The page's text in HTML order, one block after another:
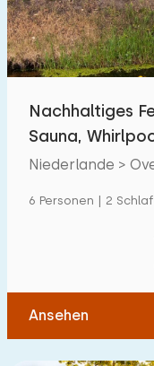
Unterkunft
Im Ferienpark
Einfamilienhaus
Tiny house
Nachhaltiges
Sauna,
Niederlande >
6 Personen | 2
Ansehen